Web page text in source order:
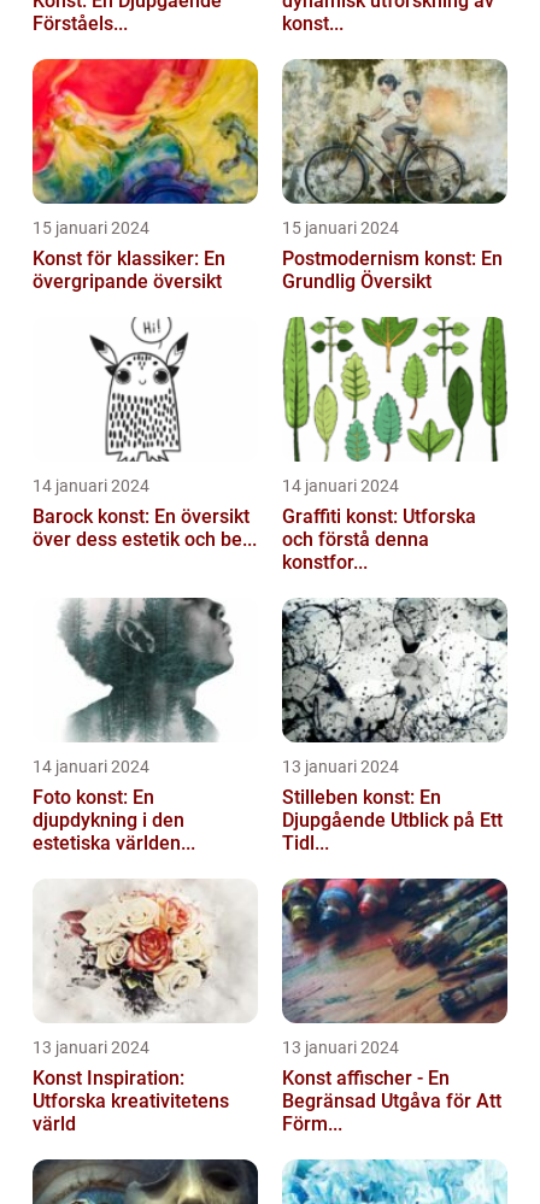
Förståels...
konst...
15 januari 2024
Konst för klassiker: En
övergripande översikt
15 januari 2024
Postmodernism konst: En
Grundlig Översikt
14 januari 2024
Barock konst: En översikt
över dess estetik och be...
14 januari 2024
Graffiti konst: Utforska
och förstå denna
konstfor...
14 januari 2024
Foto konst: En
djupdykning i den
estetiska världen...
13 januari 2024
Stilleben konst: En
Djupgående Utblick på Ett
Tidl...
13 januari 2024
Konst Inspiration:
Utforska kreativitetens
värld
13 januari 2024
Konst affischer - En
Begränsad Utgåva för Att
Förm...